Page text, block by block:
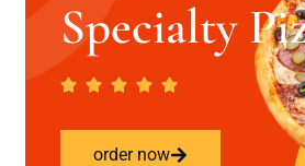
Specialty
order now